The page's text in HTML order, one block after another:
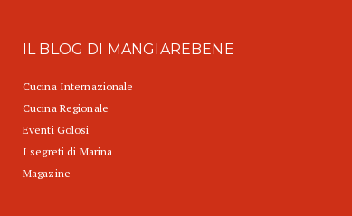
IL BLOG DI MANGIAREBENE
Cucina Internazionale
Cucina Regionale
Eventi Golosi
I segreti di Marina
Magazine